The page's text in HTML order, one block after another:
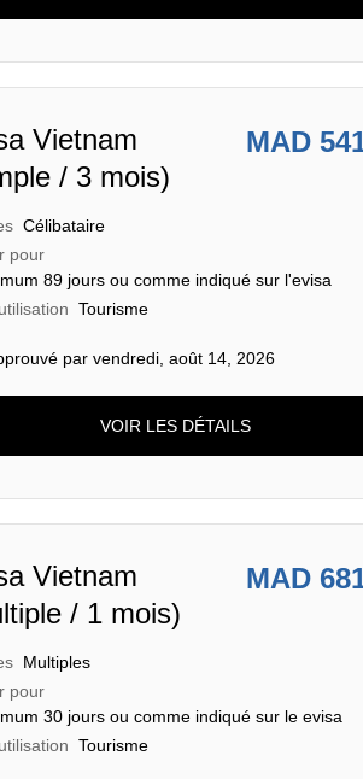
Vietnam
/ 3 mois)
MAD
Célibataire
pour
89 jours ou comme indiqué sur l'evisa
Tourisme
par vendredi, août 14, 2026
VOIR LES DÉTAILS
Vietnam
/ 1 mois)
MAD
Multiples
pour
30 jours ou comme indiqué sur le evisa
Tourisme